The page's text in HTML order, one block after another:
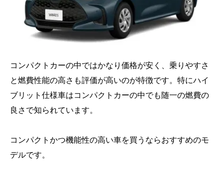
コンパクトカーの中ではかなり価格が安く、乗りやすさ
と燃費性能の高さも評価が高いのが特徴です。特にハイ
ブリット仕様車はコンパクトカーの中でも随一の燃費の
良さで知られています。
コンパクトかつ機能性の高い車を買うならおすすめのモ
デルです。